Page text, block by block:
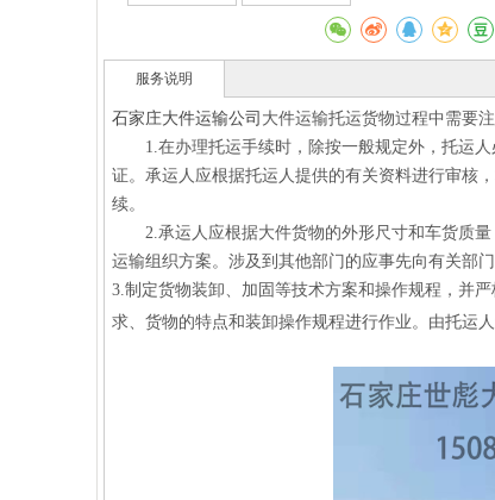
服务说明
石家庄大件运输公司 大件运输托运货物过程中需要
1.在办理托运手续时，除按一般规定外，托运
证。承运人应根据托运人提供的有关资料进行审核
续。
2.承运人应根据大件货物的外形尺寸和车货质
运输组织方案。涉及到其他部门的应事先向有关部
3.制定货物装卸、加固等技术方案和操作规程，并
求、货物的特点和装卸操作规程进行作业。由托运